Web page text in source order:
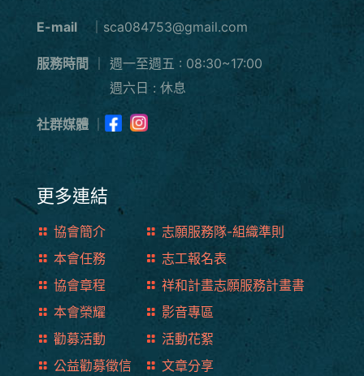
E-mail ｜sca084753@gmail.com
服務時間
週一至週五 : 08:30~17:00
週六日 : 休息
社群媒體
更多連結
協會簡介
志願服務隊-組織準則
本會任務
志工報名表
協會章程
祥和計畫志願服務計畫書
本會榮耀
影音專區
勸募活動
活動花絮
公益勸募徵信
文章分享